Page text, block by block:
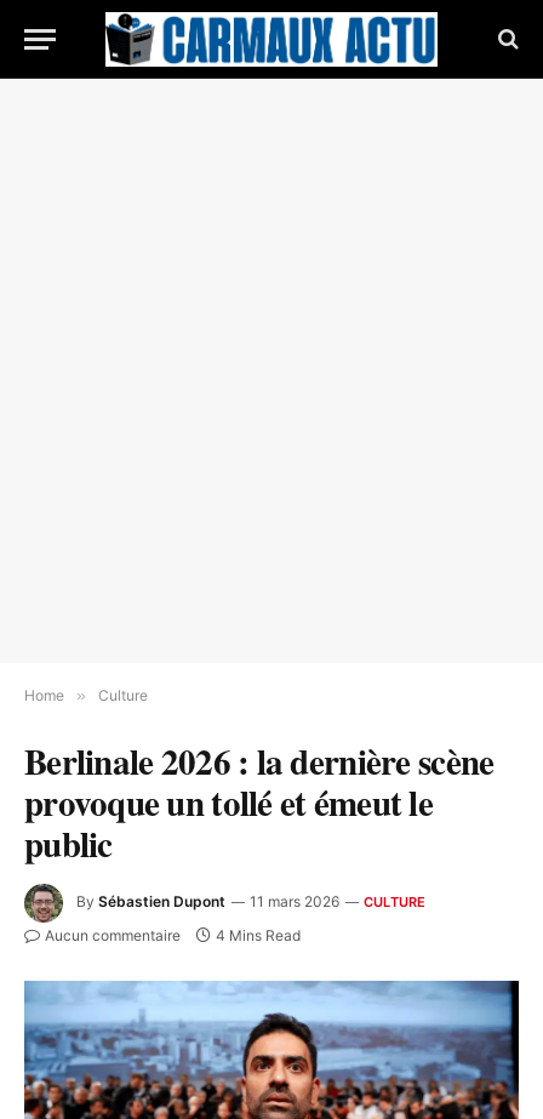
Home » Culture
Berlinale 2026 : la dernière scène
provoque un tollé et émeut le
public
By Sébastien Dupont 11 mars 2026 CULTURE
Aucun commentaire 4 Mins Read